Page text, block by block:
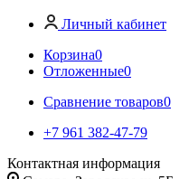
Личный кабинет
Корзина0
Отложенные0
Сравнение товаров0
+7 961 382-47-79
Контактная информация